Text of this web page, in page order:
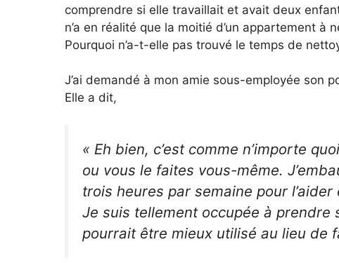
comprendre si elle travaillait et avait deux
n’a en réalité que la moitié d’un appartement à
Pourquoi n’a-t-elle pas trouvé le temps de
J’ai demandé à mon amie sous-employée son
Elle a dit,
« Eh bien, c’est comme n’importe
ou vous le faites vous-même.
trois heures par semaine pour
Je suis tellement occupée à
pourrait être mieux utilisé au lieu de